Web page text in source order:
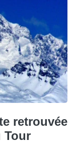
retrouvée
Tour